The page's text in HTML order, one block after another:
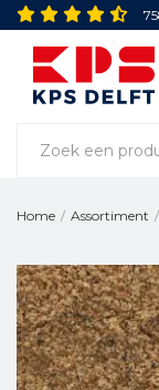
Home / Assortiment /